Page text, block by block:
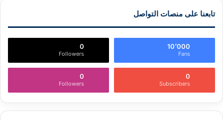
تابعنا على منصات التواصل
10٬000
Fans
0
Followers
0
Subscribers
0
Followers